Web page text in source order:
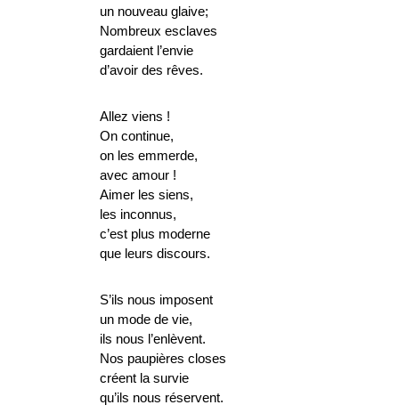
un nouveau glaive;
Nombreux esclaves
gardaient l’envie
d’avoir des rêves.
Allez viens !
On continue,
on les emmerde,
avec amour !
Aimer les siens,
les inconnus,
c’est plus moderne
que leurs discours.
S’ils nous imposent
un mode de vie,
ils nous l’enlèvent.
Nos paupières closes
créent la survie
qu’ils nous réservent.